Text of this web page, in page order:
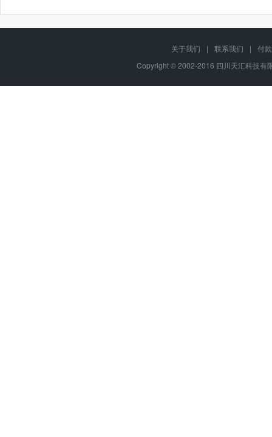
关于我们 | 联系我们 |
付
Copyright © 2002-2016 四川天汇科技